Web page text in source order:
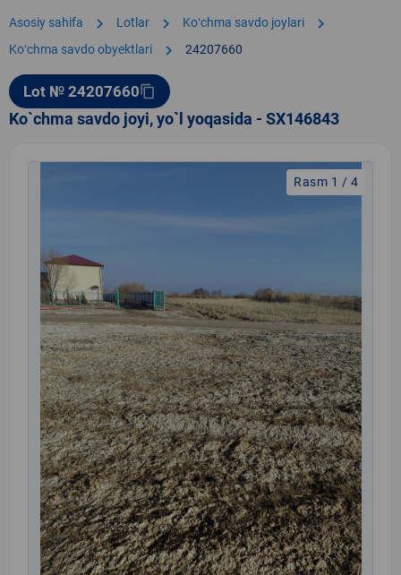
Asosiy sahifa chevron_right Lotlar chevron_right Koʻchma savdo joylari chevron_right
Koʻchma savdo obyektlari chevron_right 24207660
Lot № 24207660content_copy
Ko`chma savdo joyi, yo`l yoqasida - SX146843
Rasm 1 / 4